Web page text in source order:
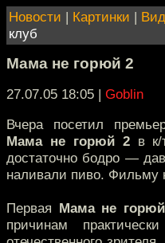
Новости | Картинки |
клуб
Мама не горюй 2
27.07.05 18:05 | Goblin
Вчера посетил
Мама не горюй 2в к/
достаточно бодро —
наливали пиво. Фильму
Первая Мама не горюй
причинам